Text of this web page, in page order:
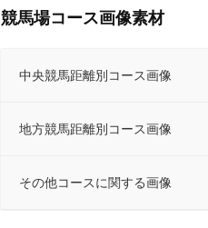
競馬場コース画像素材
中央競馬距離別コース画像
地方競馬距離別コース画像
その他コースに関する画像